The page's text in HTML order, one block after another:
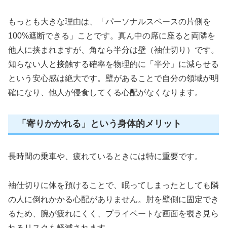
もっとも大きな理由は、「パーソナルスペースの片側を
100%遮断できる」ことです。真ん中の席に座ると両隣を
他人に挟まれますが、角なら半分は壁（袖仕切り）です。
知らない人と接触する確率を物理的に「半分」に減らせる
という安心感は絶大です。壁があることで自分の領域が明
確になり、他人が侵食してくる心配がなくなります。
「寄りかかれる」という身体的メリット
長時間の乗車や、疲れているときには特に重要です。
袖仕切りに体を預けることで、眠ってしまったとしても隣
の人に倒れかかる心配がありません。肘を壁側に固定でき
るため、腕が疲れにくく、プライベートな画面を覗き見ら